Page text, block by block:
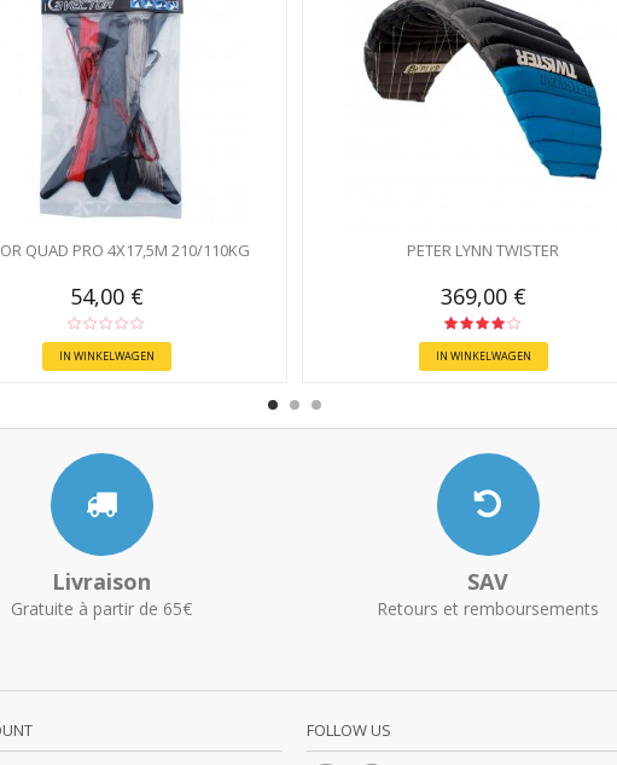
QUAD PRO 4X17,5M 210/110KG
54,00 €
IN WINKELWAGEN
PETER LYNN TWISTER
369,00 €
IN WINKELWAGEN
Livraison
Gratuite à partir de 65€
SAV
Retours et remboursements
FOLLOW US